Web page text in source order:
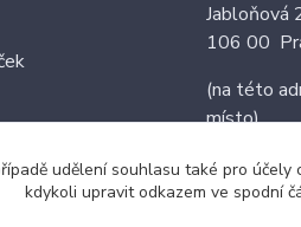
Jabloňová
106 00
(na této
místo)
udělení souhlasu také pro
kdykoli upravit odkazem ve spodní